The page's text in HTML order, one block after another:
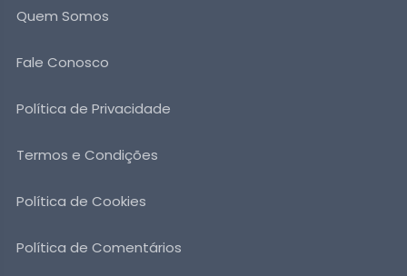
Quem Somos
Fale Conosco
Política de Privacidade
Termos e Condições
Política de Cookies
Política de Comentários